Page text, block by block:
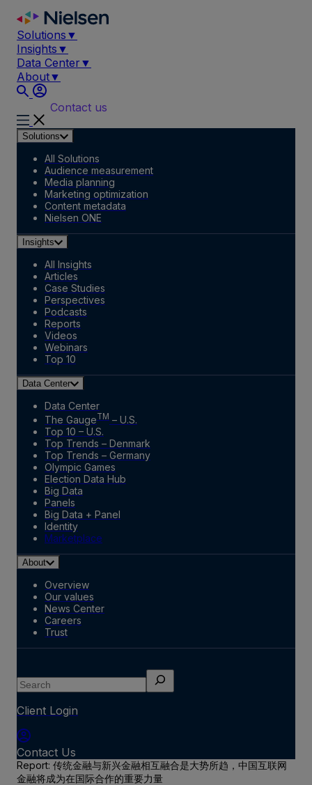
Skip
content
Solutions ▼
Insights ▼
Data Center ▼
About▼
Contact us
Solutions
All Solutions
Audience measurement
Media planning
Marketing optimization
Content metadata
Nielsen ONE
Insights
All Insights
Articles
Case Studies
Perspectives
Podcasts
Reports
Videos
Webinars
Top 10
Data Center
Data Center
The GaugeTM – U.S.
Top 10 – U.S.
Top Trends – Denmark
Top Trends – Germany
Olympic Games
Election Data Hub
Big Data
Panels
Big Data + Panel
Identity
Marketplace
About
Overview
Our values
News Center
Careers
Trust
Search
Client Login
Contact Us
Report: 传统金融与新兴金融相互融合是大势所趋，中国互联网
金融将成为在国际合作的重要力量